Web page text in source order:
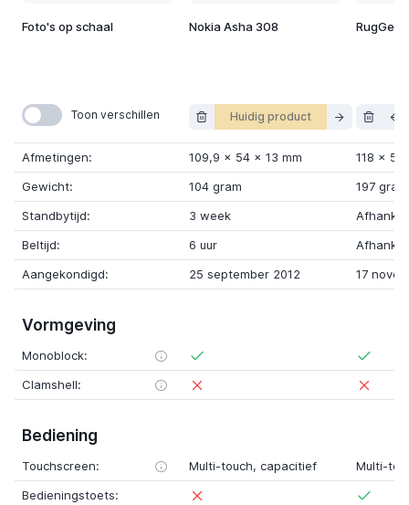
Foto's op schaal Nokia Asha 308 RugGear
Toon verschillen Huidig product
Afmetingen: 109,9 x 54 x 13 mm 118 x 58
Gewicht:
104 gram
197 gram
Standbytijd:
3 week
Beltijd:
6 uur
Aangekondigd:
25 september 2012 17
Vormgeving
Monoblock:
Clamshell:
Bediening
Touchscreen: Multi-touch, capacitief
Multi-
Bedieningstoets: